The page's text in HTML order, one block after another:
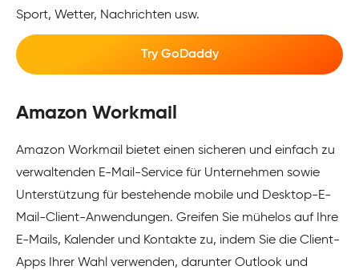
Sport, Wetter, Nachrichten usw.
Try GoDaddy
Amazon Workmail
Amazon Workmail bietet einen sicheren und einfach zu
verwaltenden E-Mail-Service für Unternehmen sowie
Unterstützung für bestehende mobile und Desktop-E-
Mail-Client-Anwendungen. Greifen Sie mühelos auf Ihre
E-Mails, Kalender und Kontakte zu, indem Sie die Client-
Apps Ihrer Wahl verwenden, darunter Outlook und